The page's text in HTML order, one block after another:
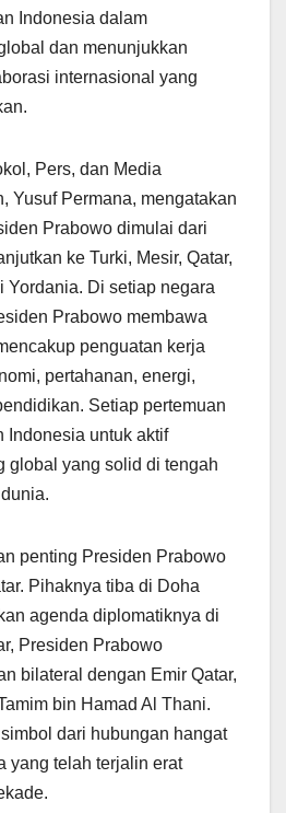
Indonesia dalam
dan menunjukkan
internasional yang
Pers, dan Media
Yusuf Permana, mengatakan
Prabowo dimulai dari
ke Turki, Mesir, Qatar,
Yordania. Di setiap negara
Prabowo membawa
penguatan kerja
pertahanan, energi,
Setiap pertemuan
Indonesia untuk aktif
global yang solid di tengah
penting Presiden Prabowo
Pihaknya tiba di Doha
agenda diplomatiknya di
Presiden Prabowo
bilateral dengan Emir Qatar,
bin Hamad Al Thani.
dari hubungan hangat
yang telah terjalin erat